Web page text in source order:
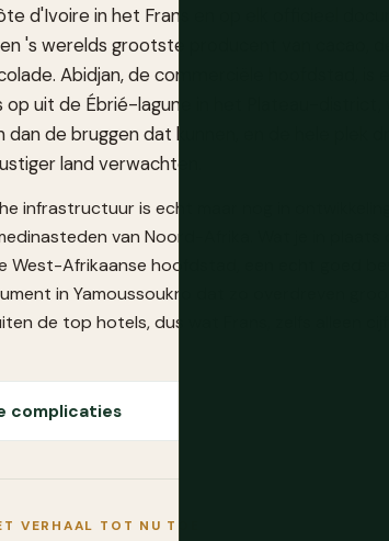
d'Ivoire in het Frans en op elk officieel
's werelds grootste producent van cacao,
Abidjan, de commerciële hoofdstad, is
uit de Ébrié-lagune in het Plateau-
dan de bruggen dat kunnen, en de hele plek
land verwachten.
infrastructuur is echt maar nog in
van Noord-Afrika. Wat je in
West-Afrikaanse hoofdstad, een echt goed
in Yamoussoukro dat zo overdreven
de top hotels, dus wat Frans, zelfs alleen
complicaties
VERHAAL TOT NU TOE